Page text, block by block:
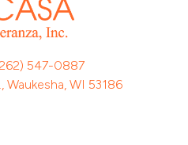
547-0887
Waukesha, WI 53186